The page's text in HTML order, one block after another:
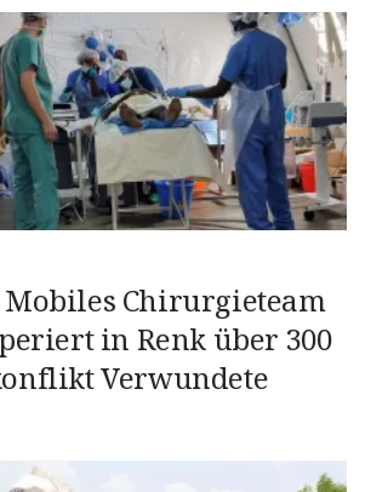
Mobiles Chirurgieteam
in Renk über 300
Verwundete